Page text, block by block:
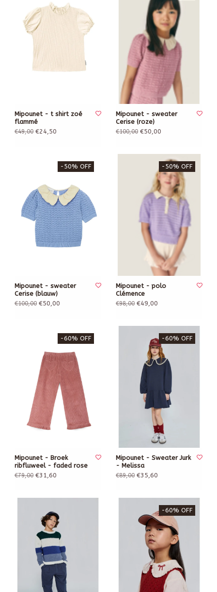
Mipounet - t shirt zoé
flammé
€49,00 €24,50
Mipounet - sweater
Cerise (roze)
€100,00 €50,00
-50% OFF
Mipounet - sweater
Cerise (blauw)
€100,00 €50,00
-50% OFF
Mipounet - polo
Clémence
€98,00 €49,00
-60% OFF
Mipounet - Broek
ribfluweel - faded rose
€79,00 €31,60
-60% OFF
Mipounet - Sweater Jurk
- Melissa
€89,00 €35,60
-60% OFF